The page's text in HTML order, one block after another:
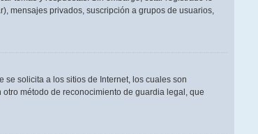
mensajes privados, suscripción a grupos de usuarios,
se solicita a los sitios de Internet, los cuales son
método de reconocimiento de guardia legal, que